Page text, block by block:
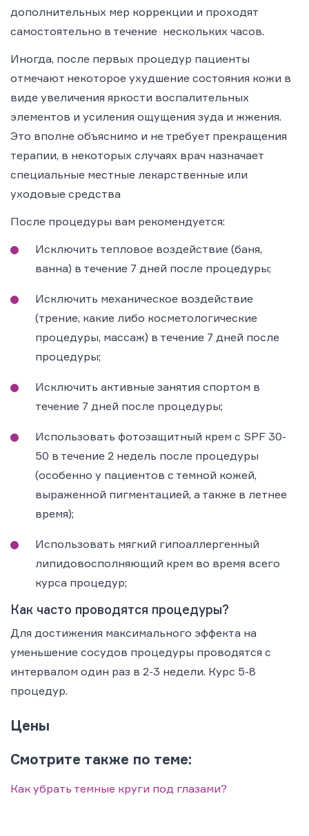
дополнительных мер коррекции и проходят
самостоятельно в течение нескольких часов.
Иногда, после первых процедур пациенты
отмечают некоторое ухудшение состояния кожи в
виде увеличения яркости воспалительных
элементов и усиления ощущения зуда и жжения.
Это вполне объяснимо и не требует прекращения
терапии, в некоторых случаях врач назначает
специальные местные лекарственные или
уходовые средства
После процедуры вам рекомендуется:
Исключить тепловое воздействие (баня,
ванна) в течение 7 дней после процедуры;
Исключить механическое воздействие
(трение, какие либо косметологические
процедуры, массаж) в течение 7 дней после
процедуры;
Исключить активные занятия спортом в
течение 7 дней после процедуры;
Использовать фотозащитный крем с SPF 30-
50 в течение 2 недель после процедуры
(особенно у пациентов с темной кожей,
выраженной пигментацией, а также в летнее
время);
Использовать мягкий гипоаллергенный
липидовосполняющий крем во время всего
курса процедур;
Как часто проводятся процедуры?
Для достижения максимального эффекта на
уменьшение сосудов процедуры проводятся с
интервалом один раз в 2-3 недели. Курс 5-8
процедур.
Цены
Смотрите также по теме:
Как убрать темные круги под глазами?